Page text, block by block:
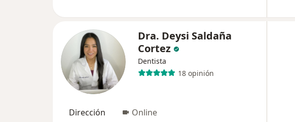
Dra. Deysi Saldaña
Cortez
Dentista
18 opinión
Dirección Online